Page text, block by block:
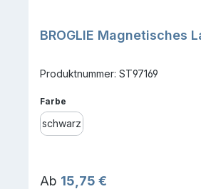
BROGLIE Magnetisches
Produktnummer: ST97169
Farbe
schwarz
Regulärer Preis:
Ab 15,75 €